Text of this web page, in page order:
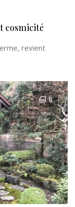
cosmicité
revient
8